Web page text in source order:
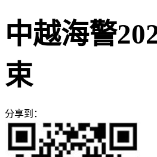
中越海警
束
分享到：